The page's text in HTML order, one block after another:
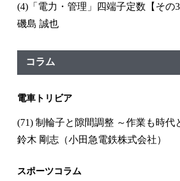
(4)「電力・管理」四端子定数【その3
磯島 誠也
コラム
電車トリビア
(71) 制輪子と隙間調整 ～作業も時代
鈴木 剛志（小田急電鉄株式会社）
スポーツコラム